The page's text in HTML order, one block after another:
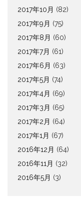
2017年10月 (82)
2017年9月 (75)
2017年8月 (60)
2017年7月 (61)
2017年6月 (63)
2017年5月 (74)
2017年4月 (69)
2017年3月 (65)
2017年2月 (64)
2017年1月 (67)
2016年12月 (64)
2016年11月 (32)
2016年5月 (3)